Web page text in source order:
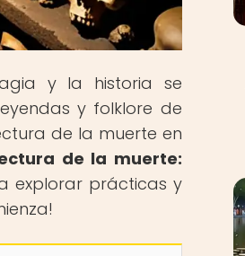
y la historia se
y folklore de
de la muerte en
de la muerte:
explorar prácticas y